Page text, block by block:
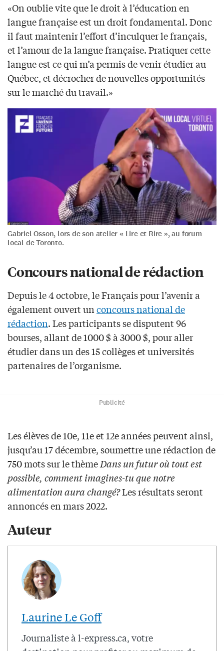
«On oublie vite que le droit à l’éducation en
langue française est un droit fondamental. Donc
il faut maintenir l’effort d’inculquer le français,
et l’amour de la langue française. Pratiquer cette
langue est ce qui m’a permis de venir étudier au
Québec, et décrocher de nouvelles opportunités
sur le marché du travail.»
Gabriel Osson, lors de son atelier « Lire et Rire », au forum
local de Toronto.
Concours national de rédaction
Depuis le 4 octobre, le Français pour l’avenir a
également ouvert unconcours national de
rédaction. Les participants se disputent 96
bourses, allant de 1000 $ à 3000 $, pour aller
étudier dans un des 15 collèges et universités
partenaires de l’organisme.
Publicité
Les élèves de 10e, 11e et 12e années peuvent ainsi,
jusqu’au 17 décembre, soumettre une rédaction de
750 mots sur le thèmeDans un futur où tout est
possible, comment imagines-tu que notre
alimentation aura changé?Les résultats seront
annoncés en mars 2022.
Auteur
Laurine Le Goff
Journaliste à l-express.ca, votre